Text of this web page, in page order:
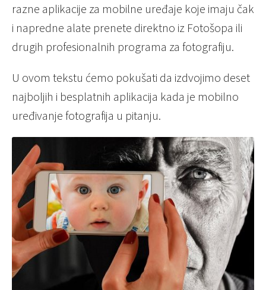
razne aplikacije za mobilne uređaje koje imaju čak
i napredne alate prenete direktno iz Fotošopa ili
drugih profesionalnih programa za fotografiju.
U ovom tekstu ćemo pokušati da izdvojimo deset
najboljih i besplatnih aplikacija kada je mobilno
uređivanje fotografija u pitanju.